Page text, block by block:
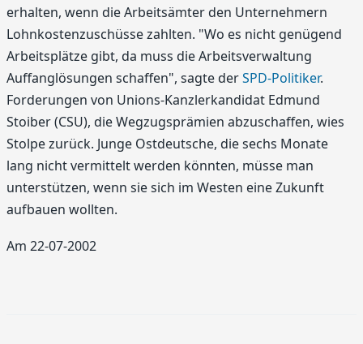
erhalten, wenn die Arbeitsämter den Unternehmern
Lohnkostenzuschüsse zahlten. "Wo es nicht genügend
Arbeitsplätze gibt, da muss die Arbeitsverwaltung
Auffanglösungen schaffen", sagte derSPD-Politiker.
Forderungen von Unions-Kanzlerkandidat Edmund
Stoiber (CSU), die Wegzugsprämien abzuschaffen, wies
Stolpe zurück. Junge Ostdeutsche, die sechs Monate
lang nicht vermittelt werden könnten, müsse man
unterstützen, wenn sie sich im Westen eine Zukunft
aufbauen wollten.
Am 22-07-2002